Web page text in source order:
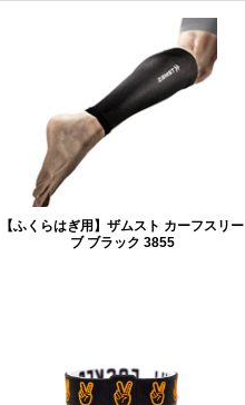
【ふくらはぎ用】ザムスト カーフスリー
ブ ブラック 3855